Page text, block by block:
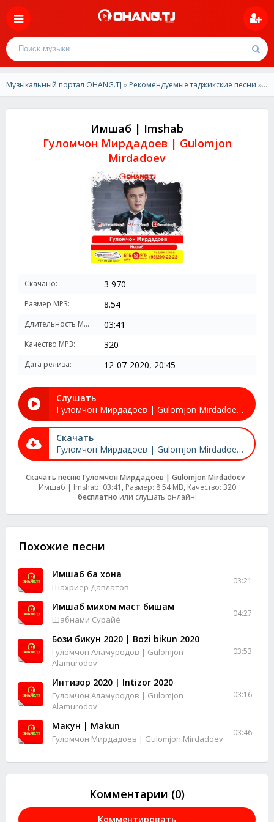
Музыкальный портал OHANG.TJ » Рекомендуемые таджикские песни » Гуломчон Мирдадоев - Имшаб (2020)
Имшаб | Imshab
Гуломчон Мирдадоев | Gulomjon
Mirdadoev
Скачано: 3 970
Размер MP3: 8.54
Длительность MP3: 03:41
Качество MP3: 320
Дата релиза: 12-07-2020, 20:45
Слушать
Гуломчон Мирдадоев | Gulomjon Mirdadoev - Имшаб | Imshab
Скачать
Гуломчон Мирдадоев | Gulomjon Mirdadoev - Имшаб | Imshab
Скачать песню Гуломчон Мирдадоев | Gulomjon Mirdadoev-
Имшаб | Imshab: 03:41, Размер: 8.54 MB, Качество: 320
бесплатно или слушать онлайн!
Похожие песни
Имшаб ба хона
Шахриёр Давлатов
03:21
Имшаб михом маст бишам
Шабнами Сурайё
04:27
Бози бикун 2020 | Bozi bikun 2020
Гуломчон Аламуродов | Gulomjon
Alamurodov
03:53
Интизор 2020 | Intizor 2020
Гуломчон Аламуродов | Gulomjon
Alamurodov
03:16
Макун | Makun
Гуломчон Мирдадоев | Gulomjon Mirdadoev
03:46
Комментарии (0)
Комментировать